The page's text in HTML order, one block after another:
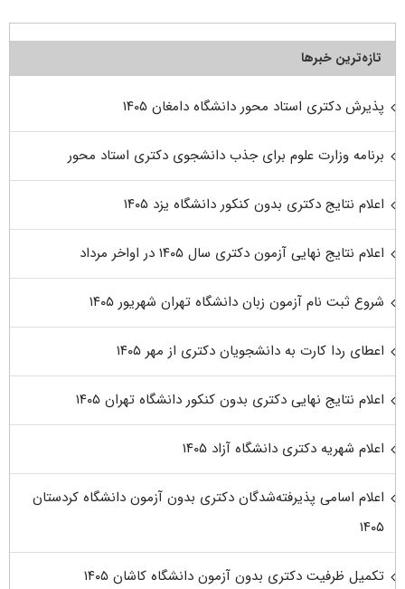
تازه‌ترین خبرها
پذیرش دکتری استاد محور دانشگاه دامغان ۱۴۰۵
برنامه وزارت علوم برای جذب دانشجوی دکتری استاد محور
اعلام نتایج دکتری بدون کنکور دانشگاه یزد ۱۴۰۵
اعلام نتایج نهایی آزمون دکتری سال ۱۴۰۵ در اواخر مرداد
شروع ثبت نام آزمون زبان دانشگاه تهران شهریور ۱۴۰۵
اعطای ردا کارت به دانشجویان دکتری از مهر ۱۴۰۵
اعلام نتایج نهایی دکتری بدون کنکور دانشگاه تهران ۱۴۰۵
اعلام شهریه دکتری دانشگاه آزاد ۱۴۰۵
اعلام اسامی پذیرفته‌شدگان دکتری بدون آزمون دانشگاه کردستان
۱۴۰۵
تکمیل ظرفیت دکتری بدون آزمون دانشگاه کاشان ۱۴۰۵